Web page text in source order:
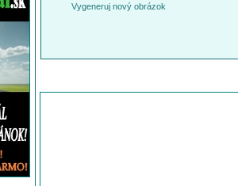
Vygeneruj nový obrázok